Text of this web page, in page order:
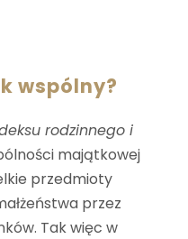
wspólny?
rodzinnego i
majątkowej
przedmioty
przez
Tak więc w